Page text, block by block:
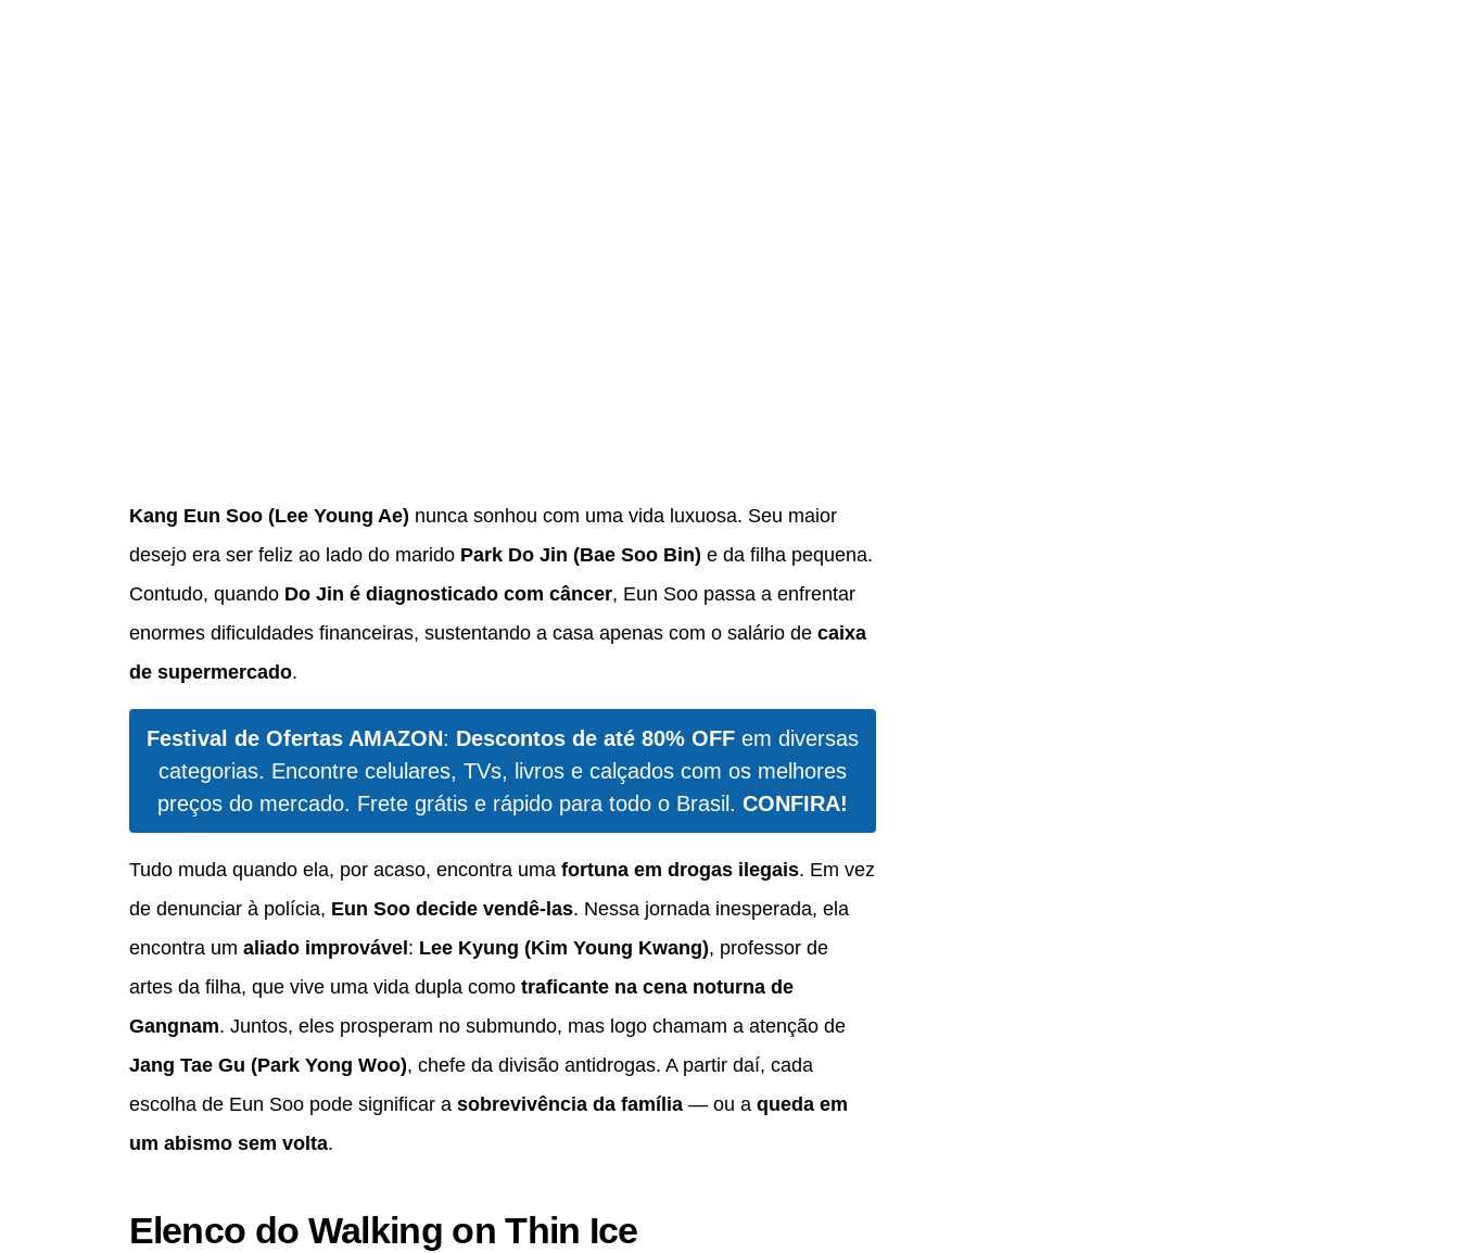
Kang Eun Soo (Lee Young Ae) nunca sonhou com uma vida luxuosa. Seu maior
desejo era ser feliz ao lado do marido Park Do Jin (Bae Soo Bin) e da filha pequena.
Contudo, quando Do Jin é diagnosticado com câncer, Eun Soo passa a enfrentar
enormes dificuldades financeiras, sustentando a casa apenas com o salário de caixa
de supermercado.
Festival de Ofertas AMAZON: Descontos de até 80% OFFem diversas
categorias. Encontre celulares, TVs, livros e calçados com os melhores
preços do mercado. Frete grátis e rápido para todo o Brasil. CONFIRA!
Tudo muda quando ela, por acaso, encontra uma fortuna em drogas ilegais. Em vez
de denunciar à polícia, Eun Soo decide vendê-las. Nessa jornada inesperada, ela
encontra um aliado improvável : Lee Kyung (Kim Young Kwang), professor de
artes da filha, que vive uma vida dupla como traficante na cena noturna de
Gangnam. Juntos, eles prosperam no submundo, mas logo chamam a atenção de
Jang Tae Gu (Park Yong Woo), chefe da divisão antidrogas. A partir daí, cada
escolha de Eun Soo pode significar a sobrevivência da família— ou a queda em
um abismo sem volta.
Elenco do Walking on Thin Ice